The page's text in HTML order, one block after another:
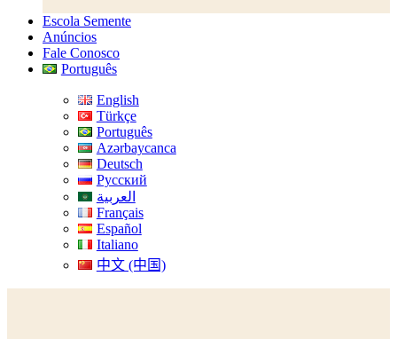
Escola Semente
Anúncios
Fale Conosco
Português
English
Türkçe
Português
Azərbaycanca
Deutsch
Русский
العربية
Français
Español
Italiano
中文 (中国)